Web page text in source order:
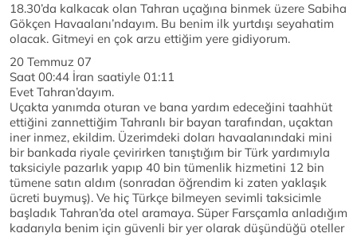
18.30’da kalkacak olan Tahran uçağına binmek üzere Sabiha
Gökçen Havaalanı’ndayım. Bu benim ilk yurtdışı seyahatim
olacak. Gitmeyi en çok arzu ettiğim yere gidiyorum.
20 Temmuz 07
Saat 00:44 İran saatiyle 01:11
Evet Tahran’dayım.
Uçakta yanımda oturan ve bana yardım edeceğini taahhüt
ettiğini zannettiğim Tahranlı bir bayan tarafından, uçaktan
iner inmez, ekildim. Üzerimdeki doları havaalanındaki mini
bir bankada riyale çevirirken tanıştığım bir Türk yardımıyla
taksiciyle pazarlık yapıp 40 bin tümenlik hizmetini 12 bin
tümene satın aldım (sonradan öğrendim ki zaten yaklaşık
ücreti buymuş). Ve hiç Türkçe bilmeyen sevimli taksicimle
başladık Tahran’da otel aramaya. Süper Farsçamla anladığım
kadarıyla benim için güvenli bir yer olarak düşündüğü oteller